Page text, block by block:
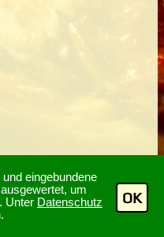
eingebundene
um
Unter Datenschutz
OK